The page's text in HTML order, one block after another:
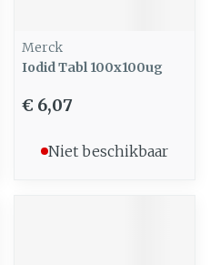
Merck
Iodid Tabl 100x100ug
€ 6,07
Niet beschikbaar